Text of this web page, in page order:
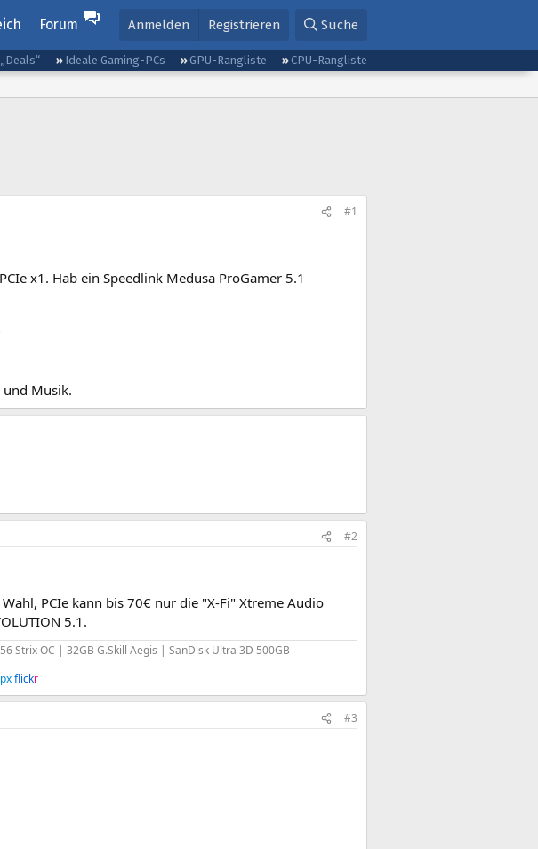
Forum Anmelden Registrieren Suche
Ideale Gaming-PCs GPU-Rangliste
CPU-Rangliste
#1
x1. Hab ein Speedlink Medusa ProGamer 5.1
und Musik.
#2
PCIe kann bis 70€ nur die "X-Fi" Xtreme Audio
5.1.
Strix OC | 32GB G.Skill Aegis | SanDisk Ultra 3D 500GB
flickr
#3